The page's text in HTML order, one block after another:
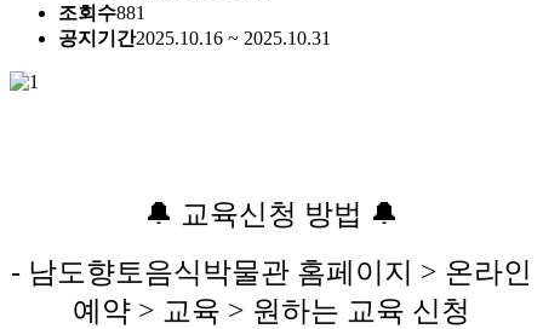
조회수881
공지기간2025.10.16 ~ 2025.10.31
🔔 교육신청 방법 🔔
- 남도향토음식박물관 홈페이지 > 온라인
예약 > 교육 > 원하는 교육 신청